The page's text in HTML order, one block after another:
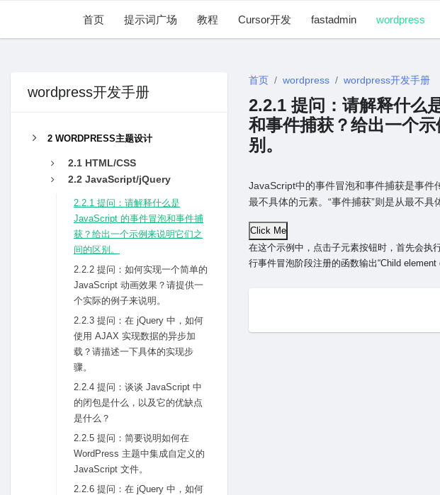
首页 提示词广场 教程 Cursor开发 fastadmin wordpress
wordpress开发手册
2 WORDPRESS主题设计
2.1 HTML/CSS
2.2 JavaScript/jQuery
2.2.1 提问：请解释什么是
JavaScript 的事件冒泡和事件捕
获？给出⼀个⽰例来说明它们之
间的区别。
2.2.2 提问：如何实现⼀个简单的
JavaScript 动画效果？请提供⼀
个实际的例⼦来说明。
2.2.3 提问：在 jQuery 中，如何
使⽤ AJAX 实现数据的异步加
载？请描述⼀下具体的实现步
骤。
2.2.4 提问：谈谈 JavaScript 中
的闭包是什么，以及它的优缺点
是什么？
2.2.5 提问：简要说明如何在
WordPress 主题中集成⾃定义的
JavaScript ⽂件。
2.2.6 提问：在 jQuery 中，如何
首页 wordpress wordpress开发手册
2.2.1 提问：请解释什么
和事件捕获？给出⼀个
别。
JavaScript中的事件冒泡和事件捕获是事件
最不具体的元素。“事件捕获”则是从最不具
Click Me
在这个⽰例中，点击⼦元素按钮时，⾸先会执
⾏事件冒泡阶段注册的函数输出“Child